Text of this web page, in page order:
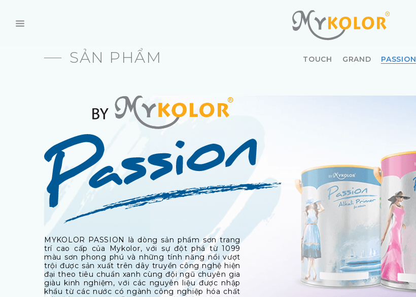
MYKOLOR
SẢN PHẨM TOUCH GRAND PASSION
MYKOLOR PASSION là dòng sản phẩm sơn trang
trí cao cấp của Mykolor, với sự đột phá từ 1099
màu sơn phong phú và những tính năng nổi vượt
trội được sản xuất trên dây truyền công nghệ hiện
đại theo tiêu chuẩn xanh cùng đội ngũ chuyên gia
giàu kinh nghiệm, với các nguyên liệu được nhập
khẩu từ các nước có ngành công nghiệp hóa chất